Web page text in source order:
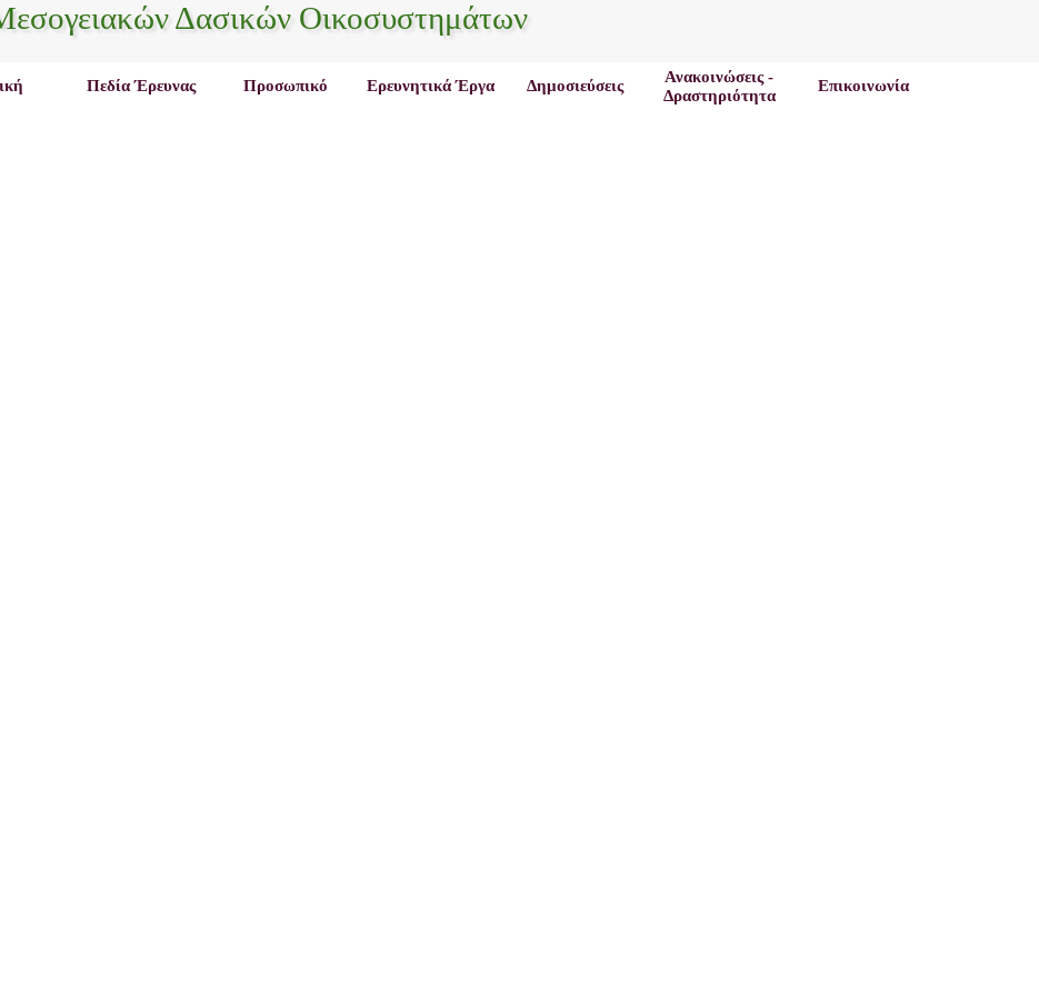
Πεδία Έρευνας Προσωπικό Ερευνητικά Έργα Δημοσιεύσεις
Ανακοινώσεις -
Δραστηριότητα
Επικοινωνία
Δασικών Οικοσυστημάτων